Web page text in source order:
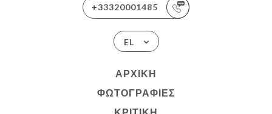
+33320001485
EL
ΑΡΧΙΚΉ
ΦΩΤΟΓΡΑΦΊΕΣ